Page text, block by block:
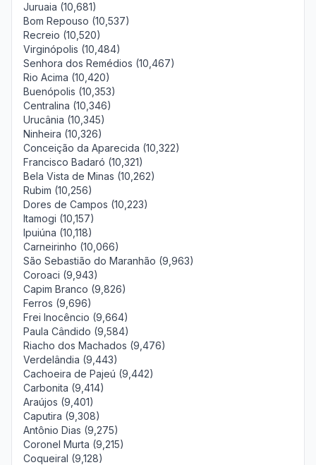
Juruaia (10,681)
Bom Repouso (10,537)
Recreio (10,520)
Virginópolis (10,484)
Senhora dos Remédios (10,467)
Rio Acima (10,420)
Buenópolis (10,353)
Centralina (10,346)
Urucânia (10,345)
Ninheira (10,326)
Conceição da Aparecida (10,322)
Francisco Badaró (10,321)
Bela Vista de Minas (10,262)
Rubim (10,256)
Dores de Campos (10,223)
Itamogi (10,157)
Ipuiúna (10,118)
Carneirinho (10,066)
São Sebastião do Maranhão (9,963)
Coroaci (9,943)
Capim Branco (9,826)
Ferros (9,696)
Frei Inocêncio (9,664)
Paula Cândido (9,584)
Riacho dos Machados (9,476)
Verdelândia (9,443)
Cachoeira de Pajeú (9,442)
Carbonita (9,414)
Araújos (9,401)
Caputira (9,308)
Antônio Dias (9,275)
Coronel Murta (9,215)
Coqueiral (9,128)